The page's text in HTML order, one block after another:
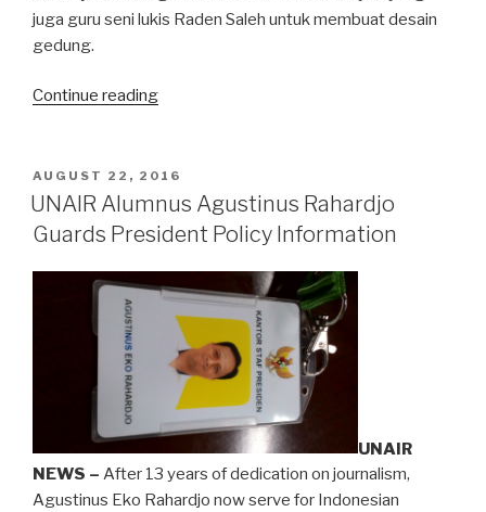
juga guru seni lukis Raden Saleh untuk membuat desain
gedung.
Continue reading“Istana
Yogyakarta”
POSTED
ON
AUGUST 22, 2016
UNAIR Alumnus Agustinus Rahardjo
Guards President Policy Information
UNAIR
NEWS – After 13 years of dedication on journalism,
Agustinus Eko Rahardjo now serve for Indonesian